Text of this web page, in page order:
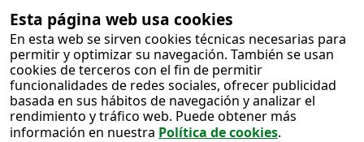
Esta página web usa cookies
En esta web se sirven cookies técnicas necesarias para
permitir y optimizar su navegación. También se usan
cookies de terceros con el fin de permitir
funcionalidades de redes sociales, ofrecer publicidad
basada en sus hábitos de navegación y analizar el
rendimiento y tráfico web. Puede obtener más
información en nuestra Política de cookies.